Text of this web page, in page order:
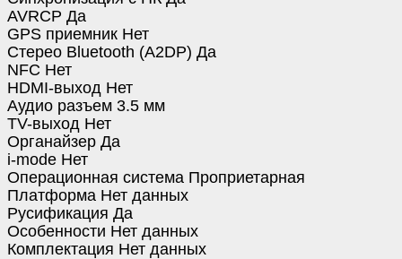
AVRCP Да
GPS приемник Нет
Стерео Bluetooth (A2DP) Да
NFC Нет
HDMI-выход Нет
Аудио разъем 3.5 мм
TV-выход Нет
Органайзер Да
i-mode Нет
Операционная система Проприетарная
Платформа Нет данных
Русификация Да
Особенности Нет данных
Комплектация Нет данных